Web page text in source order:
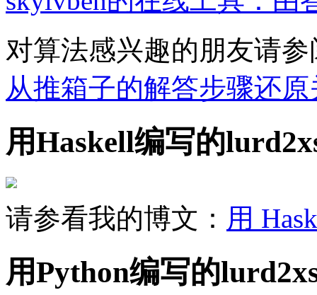
对算法感兴趣的朋友请
从推箱子的解答步骤还
用Haskell编写的
请参看我的博文： 用
用Python编写的